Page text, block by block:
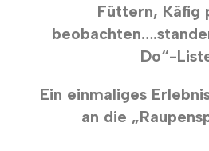
Füttern, Käfig
Do“-
Ein einmaliges
an die